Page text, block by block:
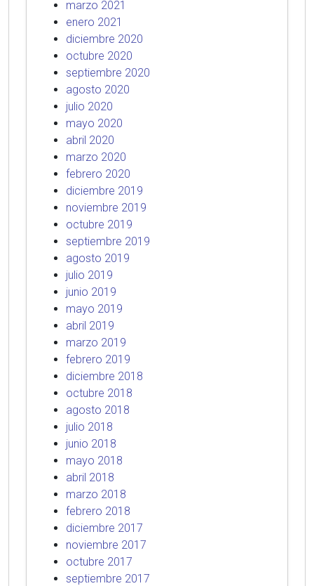
marzo 2021
enero 2021
diciembre 2020
octubre 2020
septiembre 2020
agosto 2020
julio 2020
mayo 2020
abril 2020
marzo 2020
febrero 2020
diciembre 2019
noviembre 2019
octubre 2019
septiembre 2019
agosto 2019
julio 2019
junio 2019
mayo 2019
abril 2019
marzo 2019
febrero 2019
diciembre 2018
octubre 2018
agosto 2018
julio 2018
junio 2018
mayo 2018
abril 2018
marzo 2018
febrero 2018
diciembre 2017
noviembre 2017
octubre 2017
septiembre 2017